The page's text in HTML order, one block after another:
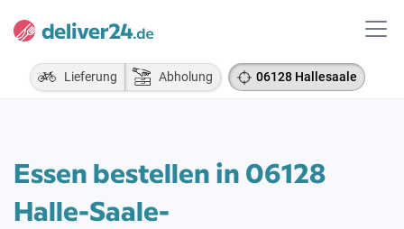
Lieferung Abholung 06128 Hallesaale
Essen bestellen in 06128
Halle-Saale-